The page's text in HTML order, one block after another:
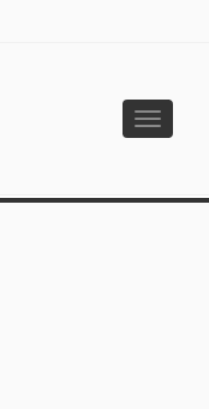
Toggle